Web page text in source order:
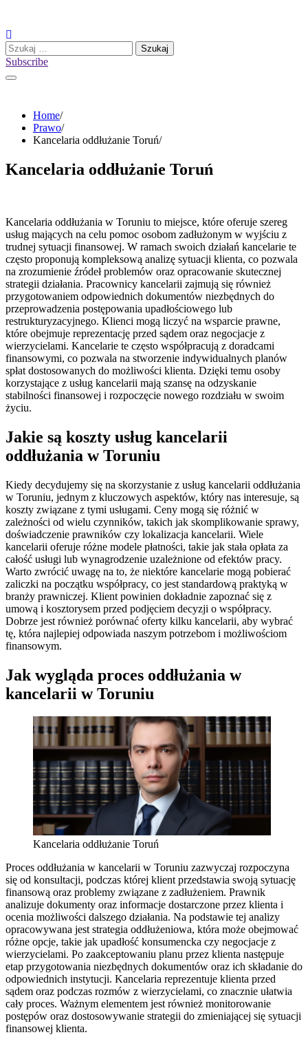
content
Szukaj:
Subscribe
Home
Prawo
Kancelaria oddłużanie Toruń
Kancelaria oddłużanie Toruń
Kancelaria oddłużania w Toruniu to miejsce, które oferuje szereg
usług mających na celu pomoc osobom zadłużonym w wyjściu z
trudnej sytuacji finansowej. W ramach swoich działań kancelarie te
często proponują kompleksową analizę sytuacji klienta, co pozwala
na zrozumienie źródeł problemów oraz opracowanie skutecznej
strategii działania. Pracownicy kancelarii zajmują się również
przygotowaniem odpowiednich dokumentów niezbędnych do
przeprowadzenia postępowania upadłościowego lub
restrukturyzacyjnego. Klienci mogą liczyć na wsparcie prawne,
które obejmuje reprezentację przed sądem oraz negocjacje z
wierzycielami. Kancelarie te często współpracują z doradcami
finansowymi, co pozwala na stworzenie indywidualnych planów
spłat dostosowanych do możliwości klienta. Dzięki temu osoby
korzystające z usług kancelarii mają szansę na odzyskanie
stabilności finansowej i rozpoczęcie nowego rozdziału w swoim
życiu.
Jakie są koszty usług kancelarii
oddłużania w Toruniu
Kiedy decydujemy się na skorzystanie z usług kancelarii oddłużania
w Toruniu, jednym z kluczowych aspektów, który nas interesuje, są
koszty związane z tymi usługami. Ceny mogą się różnić w
zależności od wielu czynników, takich jak skomplikowanie sprawy,
doświadczenie prawników czy lokalizacja kancelarii. Wiele
kancelarii oferuje różne modele płatności, takie jak stała opłata za
całość usługi lub wynagrodzenie uzależnione od efektów pracy.
Warto zwrócić uwagę na to, że niektóre kancelarie mogą pobierać
zaliczki na początku współpracy, co jest standardową praktyką w
branży prawniczej. Klient powinien dokładnie zapoznać się z
umową i kosztorysem przed podjęciem decyzji o współpracy.
Dobrze jest również porównać oferty kilku kancelarii, aby wybrać
tę, która najlepiej odpowiada naszym potrzebom i możliwościom
finansowym.
Jak wygląda proces oddłużania w
kancelarii w Toruniu
Kancelaria oddłużanie Toruń
Proces oddłużania w kancelarii w Toruniu zazwyczaj rozpoczyna
się od konsultacji, podczas której klient przedstawia swoją sytuację
finansową oraz problemy związane z zadłużeniem. Prawnik
analizuje dokumenty oraz informacje dostarczone przez klienta i
ocenia możliwości dalszego działania. Na podstawie tej analizy
opracowywana jest strategia oddłużeniowa, która może obejmować
różne opcje, takie jak upadłość konsumencka czy negocjacje z
wierzycielami. Po zaakceptowaniu planu przez klienta następuje
etap przygotowania niezbędnych dokumentów oraz ich składanie do
odpowiednich instytucji. Kancelaria reprezentuje klienta przed
sądem oraz podczas rozmów z wierzycielami, co znacznie ułatwia
cały proces. Ważnym elementem jest również monitorowanie
postępów oraz dostosowywanie strategii do zmieniającej się sytuacji
finansowej klienta.